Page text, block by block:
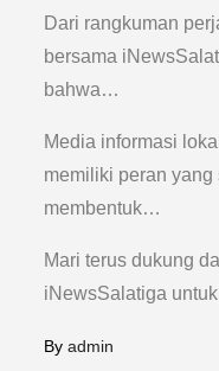
Dari rangkuman
bersama
bahwa…
Media informasi
memiliki peran
membentuk…
Mari terus dukung
iNewsSalatiga
Byadmin